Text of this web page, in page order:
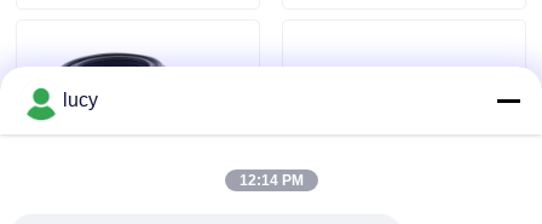
Rumah
Produk
lucy
12:14 PM